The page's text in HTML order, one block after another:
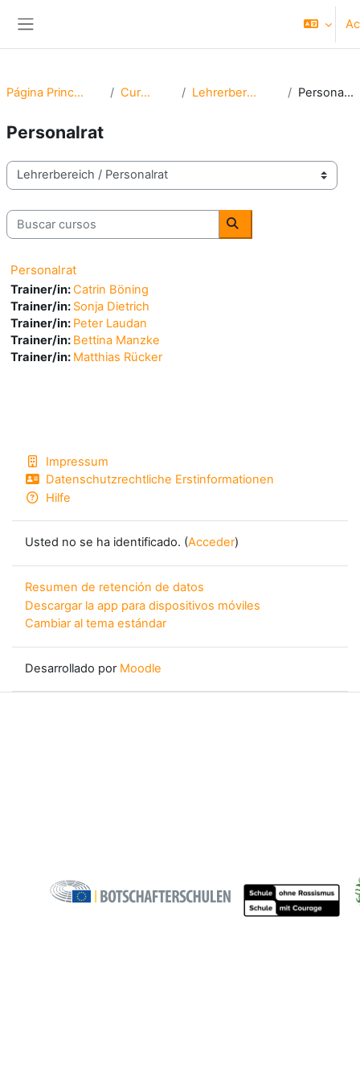
Página Principal Cursos Lehrerbereich Personalrat
Personalrat
Categorías
Buscar cursos
Buscar cursos
Personalrat
Trainer/in:Catrin Böning
Trainer/in: Sonja Dietrich
Trainer/in: Peter Laudan
Trainer/in: Bettina Manzke
Trainer/in: Matthias Rücker
Impressum
Datenschutzrechtliche Erstinformationen
Hilfe
Usted no se ha identificado. (Acceder)
Resumen de retención de datos
Descargar la app para dispositivos móviles
Cambiar al tema estándar
Desarrollado por Moodle